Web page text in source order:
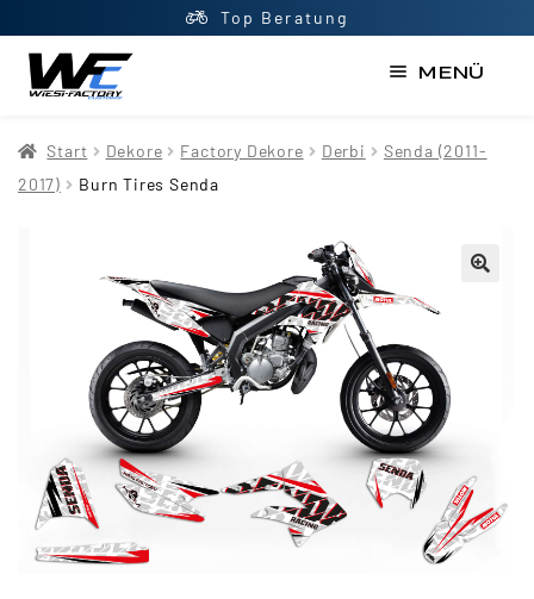
Top Beratung
MENÜ
AGB
Mein Konto
Newsletter
Shop
Updraft Central
Start Dekore Factory Dekore Derbi
Senda (2011-
2017)
Burn Tires Senda